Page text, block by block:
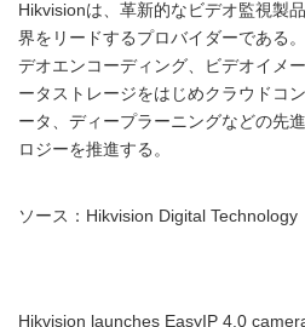
Hikvisionは、革新的なビデオ監視製
界をリードするプロバイダーである
デオエンコーディング、ビデオイメ
ータストレージをはじめクラウドコ
ータ、ディープラーニングなどの先
ロジーを推進する。
ソース：Hikvision Digital Technology
Hikvision launches EasyIP 4.0